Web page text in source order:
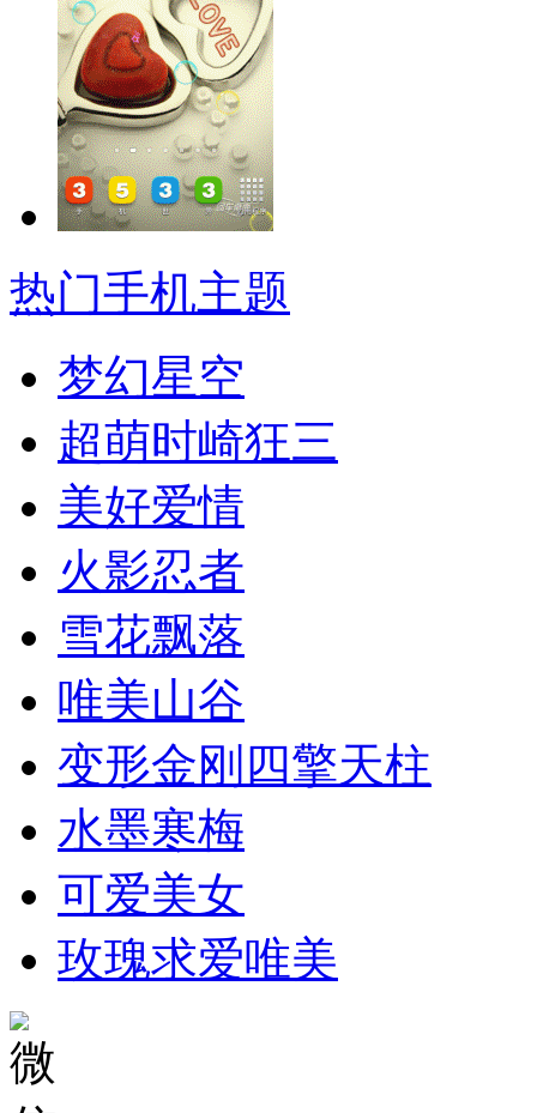
热门手机主题
梦幻星空
超萌时崎狂三
美好爱情
火影忍者
雪花飘落
唯美山谷
变形金刚四擎天柱
水墨寒梅
可爱美女
玫瑰求爱唯美